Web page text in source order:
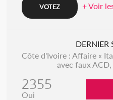
+ Voir
DERNIER
Côte d'Ivoire : Affaire «
avec faux
2355
Oui